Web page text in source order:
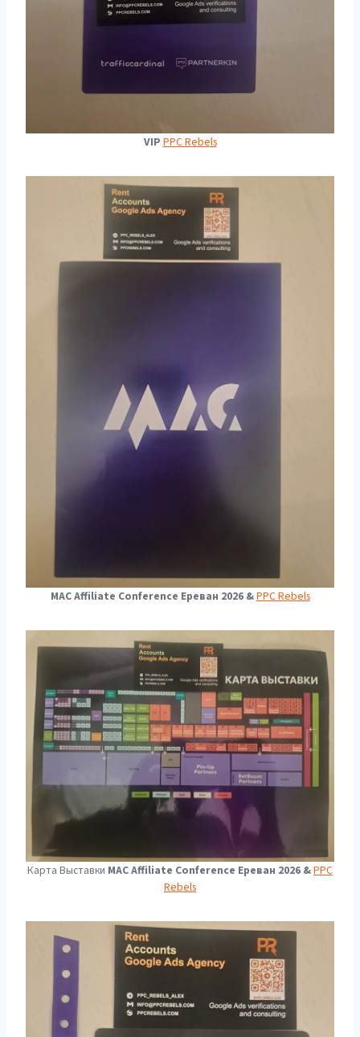
VIP PPC Rebels
MAC Affiliate Conference Ереван 2026 &PPC Rebels
Карта Выставки MAC Affiliate Conference Ереван 2026 &PPC
Rebels